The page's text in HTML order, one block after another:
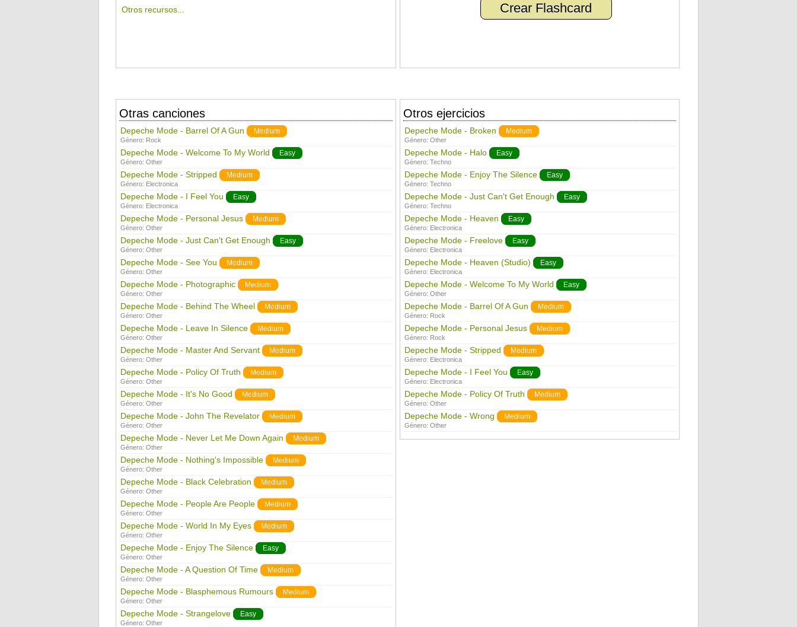
Otros recursos...
Crear Flashcard
Otras canciones
Depeche Mode - Barrel Of A Gun Medium
Género: Rock
Depeche Mode - Welcome To My World Easy
Género: Other
Depeche Mode - Stripped Medium
Género: Electronica
Depeche Mode - I Feel You Easy
Género: Electronica
Depeche Mode - Personal Jesus Medium
Género: Other
Depeche Mode - Just Can't Get Enough Easy
Género: Other
Depeche Mode - See You Medium
Género: Other
Depeche Mode - Photographic Medium
Género: Other
Depeche Mode - Behind The Wheel Medium
Género: Other
Depeche Mode - Leave In Silence Medium
Género: Other
Depeche Mode - Master And Servant Medium
Género: Other
Depeche Mode - Policy Of Truth Medium
Género: Other
Depeche Mode - It's No Good Medium
Género: Other
Depeche Mode - John The Revelator Medium
Género: Other
Depeche Mode - Never Let Me Down Again Medium
Género: Other
Depeche Mode - Nothing's Impossible Medium
Género: Other
Depeche Mode - Black Celebration Medium
Género: Other
Depeche Mode - People Are People Medium
Género: Other
Depeche Mode - World In My Eyes Medium
Género: Other
Depeche Mode - Enjoy The Silence Easy
Género: Other
Depeche Mode - A Question Of Time Medium
Género: Other
Depeche Mode - Blasphemous Rumours Medium
Género: Other
Depeche Mode - Strangelove Easy
Género: Other
Otros ejercicios
Depeche Mode - Broken Medium
Género: Other
Depeche Mode - Halo Easy
Género: Techno
Depeche Mode - Enjoy The Silence Easy
Género: Techno
Depeche Mode - Just Can't Get Enough Easy
Género: Techno
Depeche Mode - Heaven Easy
Género: Electronica
Depeche Mode - Freelove Easy
Género: Electronica
Depeche Mode - Heaven (Studio) Easy
Género: Electronica
Depeche Mode - Welcome To My World Easy
Género: Other
Depeche Mode - Barrel Of A Gun Medium
Género: Rock
Depeche Mode - Personal Jesus Medium
Género: Rock
Depeche Mode - Stripped Medium
Género: Electronica
Depeche Mode - I Feel You Easy
Género: Electronica
Depeche Mode - Policy Of Truth Medium
Género: Other
Depeche Mode - Wrong Medium
Género: Other